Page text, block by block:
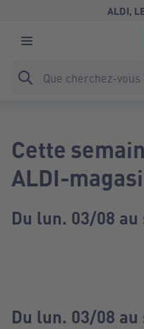
ALDI,
Cette
ALDI-
Du lun. 03/08
Du lun. 03/08